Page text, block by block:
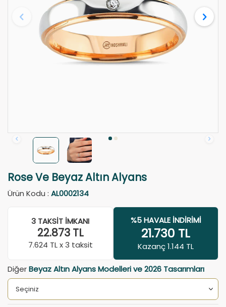
Rose Ve Beyaz Altın Alyans
Ürün Kodu : AL0002134
3 TAKSIT İMKANI
22.873TL
7.624 TL x 3 taksit
%5 HAVALE İNDIRIMI
21.730 TL
Kazanç 1.144 TL
DiğerBeyaz Altın Alyans Modelleri ve 2026 Tasarımları